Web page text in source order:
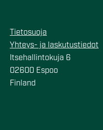
Tietosuoja
Yhteys- ja laskutustiedot
Itsehallintokuja 6
02600 Espoo
Finland